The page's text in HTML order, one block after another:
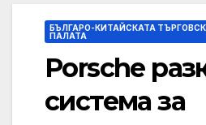
БЪЛГАРО-КИТАЙСКАТА
ПАЛАТА
Porsche
система за